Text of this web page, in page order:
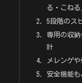
る・こねる
5段階のス
専用の収
計
メレンゲ
安全機能も